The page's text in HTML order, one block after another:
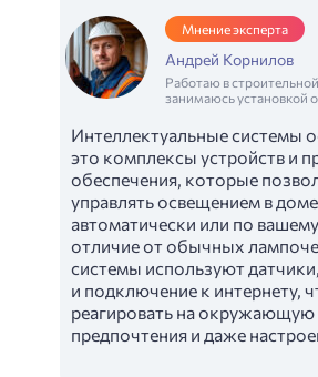
Мнение эксперта
Андрей Корнилов
Работаю в
занимаюсь установкой
Интеллектуальные системы
это комплексы устройств и
обеспечения, которые
управлять освещением в
автоматически или по
отличие от обычных
системы используют
и подключение к интернету,
реагировать на окружающую
предпочтения и даже